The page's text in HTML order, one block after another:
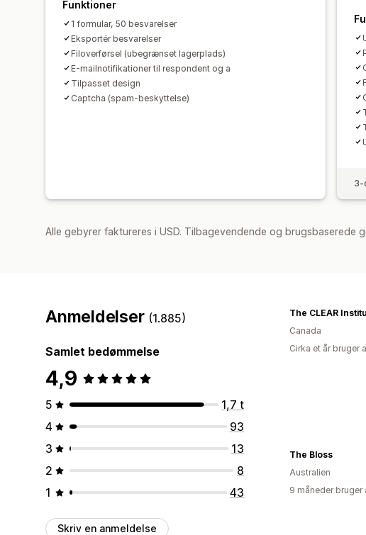
Funktioner
1 formular, 50 besvarelser
Eksportér besvarelser
Filoverførsel (ubegrænset lagerplads)
E-mailnotifikationer til respondent og a
Tilpasset design
Captcha (spam-beskyttelse)
3-
Alle gebyrer faktureres i USD. Tilbagevendende og brugsbaserede
Anmeldelser (1.885)
Samlet bedømmelse
4,9
5
1,7 t
4
93
3
13
2
8
1
43
Skriv en anmeldelse
The CLEAR
Canada
Cirka et år bruger
The Bloss
Australien
9 måneder bruger